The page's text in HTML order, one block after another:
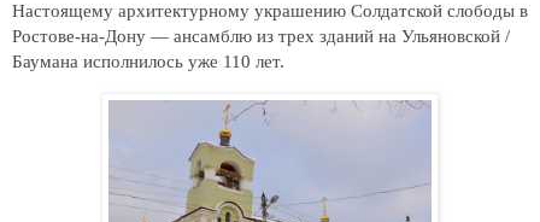
Настоящему архитектурному украшению Солдатской слободы в
Ростове-на-Дону — ансамблю из трех зданий на Ульяновской /
Баумана исполнилось уже 110 лет.